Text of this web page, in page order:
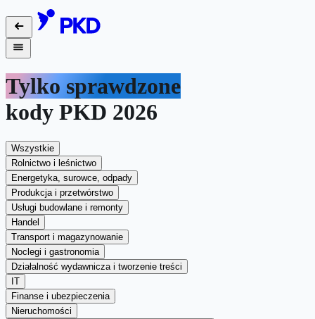
Tylko sprawdzone
kody PKD 2026
Wszystkie
Rolnictwo i leśnictwo
Energetyka, surowce, odpady
Produkcja i przetwórstwo
Usługi budowlane i remonty
Handel
Transport i magazynowanie
Noclegi i gastronomia
Działalność wydawnicza i tworzenie treści
IT
Finanse i ubezpieczenia
Nieruchomości